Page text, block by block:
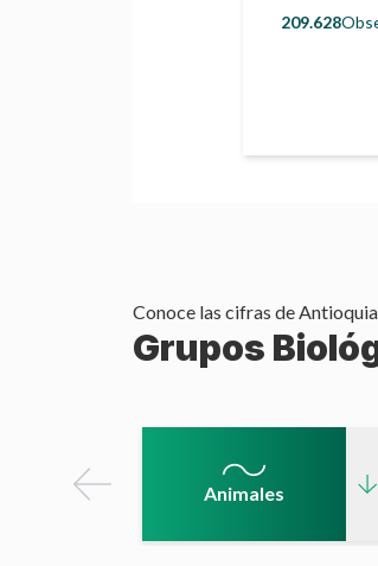
209.628
Conoce las cifras de Antioquia
Grupos
Animales